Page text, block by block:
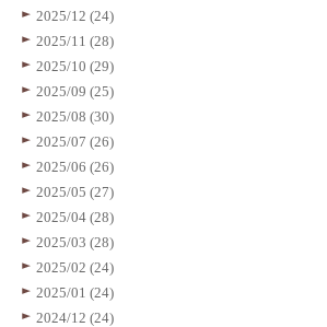
2025/12 (24)
2025/11 (28)
2025/10 (29)
2025/09 (25)
2025/08 (30)
2025/07 (26)
2025/06 (26)
2025/05 (27)
2025/04 (28)
2025/03 (28)
2025/02 (24)
2025/01 (24)
2024/12 (24)